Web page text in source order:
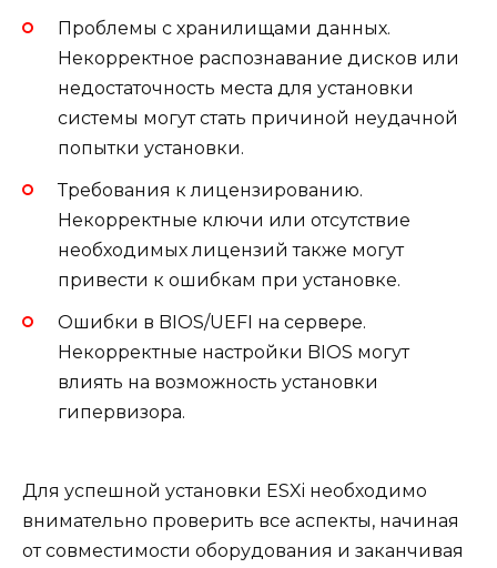
Проблемы с хранилищами данных.
Некорректное распознавание дисков или
недостаточность места для установки
системы могут стать причиной неудачной
попытки установки.
Требования к лицензированию.
Некорректные ключи или отсутствие
необходимых лицензий также могут
привести к ошибкам при установке.
Ошибки в BIOS/UEFI на сервере.
Некорректные настройки BIOS могут
влиять на возможность установки
гипервизора.
Для успешной установки ESXi необходимо
внимательно проверить все аспекты, начиная
от совместимости оборудования и заканчивая